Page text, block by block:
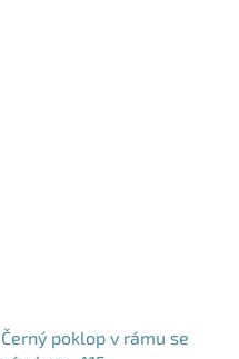
Černý poklop v rámu se